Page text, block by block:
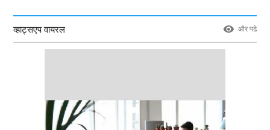
व्हाट्सएप वायरल और पढे